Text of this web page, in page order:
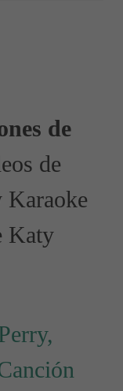
de
de
Karaoke
Katy